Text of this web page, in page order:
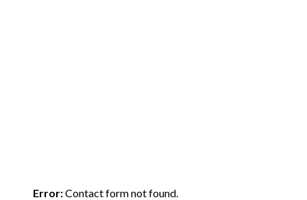
Error:Contact form not found.